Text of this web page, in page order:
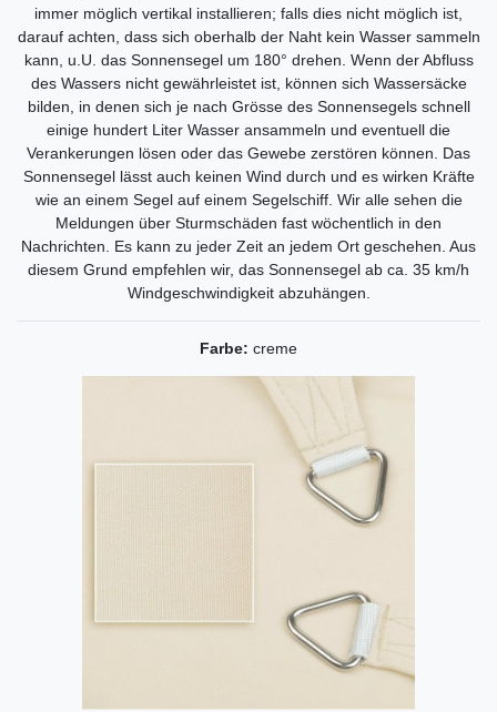
immer möglich vertikal installieren; falls dies nicht möglich ist,
darauf achten, dass sich oberhalb der Naht kein Wasser sammeln
kann, u.U. das Sonnensegel um 180° drehen. Wenn der Abfluss
des Wassers nicht gewährleistet ist, können sich Wassersäcke
bilden, in denen sich je nach Grösse des Sonnensegels schnell
einige hundert Liter Wasser ansammeln und eventuell die
Verankerungen lösen oder das Gewebe zerstören können. Das
Sonnensegel lässt auch keinen Wind durch und es wirken Kräfte
wie an einem Segel auf einem Segelschiff. Wir alle sehen die
Meldungen über Sturmschäden fast wöchentlich in den
Nachrichten. Es kann zu jeder Zeit an jedem Ort geschehen. Aus
diesem Grund empfehlen wir, das Sonnensegel ab ca. 35 km/h
Windgeschwindigkeit abzuhängen.
Farbe: creme